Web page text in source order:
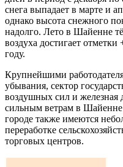
снега выпадает в марте и
однако высота снежного
надолго. Лето в Шайенне
воздуха достигает
году.
Крупнейшими
убывания, сектор
воздушных сил и железная
сильным ветрам в Шайенне
городе также имеются
переработке
торговых центров.